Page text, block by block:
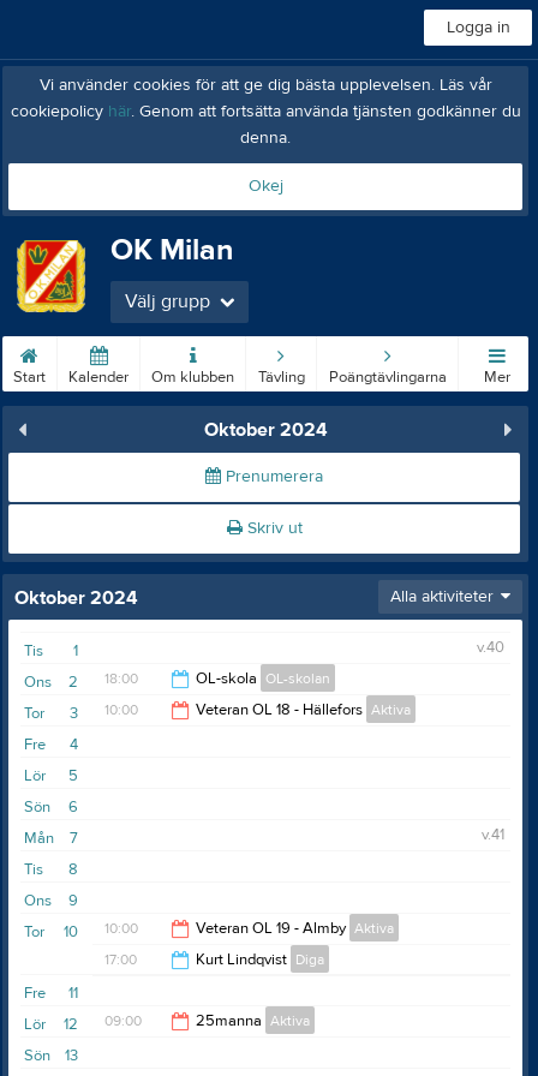
Logga in
Vi använder cookies för att ge dig bästa upplevelsen. Läs vår
cookiepolicy här. Genom att fortsätta använda tjänsten godkänner du
denna.
Okej
OK Milan
Välj grupp
Start Kalender Om klubben Tävling Poängtävlingarna Mer
Oktober 2024
Prenumerera
Skriv ut
Oktober 2024 Alla aktiviteter
1
Tis
v.40
2
Ons 18:00 OL-skola OL-skolan
3
Tor 10:00 Veteran OL 18 - Hällefors Aktiva
4
Fre
5
Lör
6
Sön
7
Mån
v.41
8
Tis
9
Ons
10
Tor 10:00 Veteran OL 19 - Almby Aktiva
17:00 Kurt Lindqvist Diga
20:00
11
Fre
12
Lör 09:00 25manna Aktiva
13
Sön